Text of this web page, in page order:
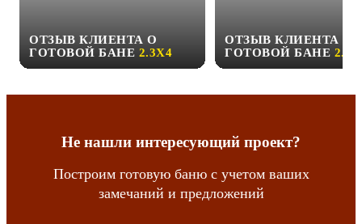
ОТЗЫВ КЛИЕНТА О
ГОТОВОЙ БАНЕ 2.3Х4
ОТЗЫВ КЛИЕНТА О
ГОТОВОЙ БАНЕ
Не нашли интересующий проект?
Построим готовую баню с учетом ваших
замечаний и предложений